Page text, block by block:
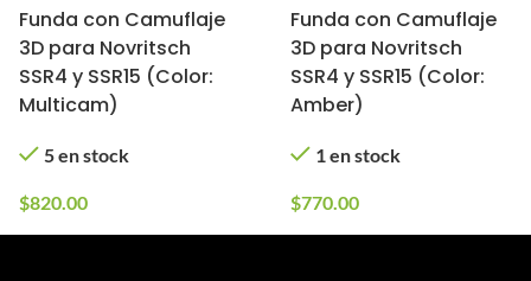
Funda con Camuflaje
3D para Novritsch
SSR4 y SSR15 (Color:
Multicam)
5 en stock
$820.00
Funda con Camuflaje
3D para Novritsch
SSR4 y SSR15 (Color:
Amber)
1 en stock
$770.00